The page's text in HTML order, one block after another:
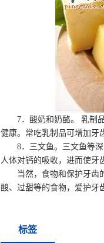
7．酸奶和奶酪。 乳制
健康。常吃乳制品可增加牙
8．三文鱼。三文鱼等
人体对钙的吸收，进而使牙
当然，食物和保护牙齿
酸、过甜等的食物，爱护牙
标签